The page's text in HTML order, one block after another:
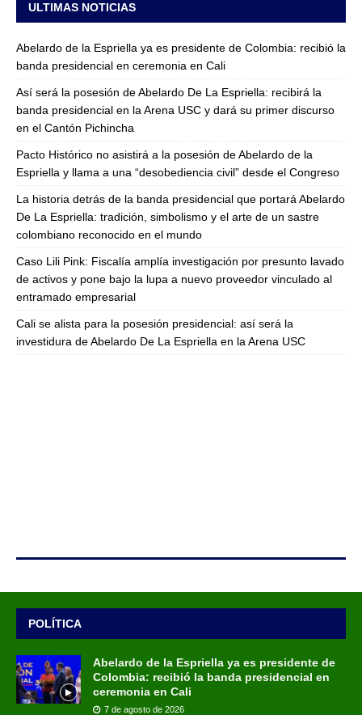
ULTIMAS NOTICIAS
Abelardo de la Espriella ya es presidente de Colombia: recibió la
banda presidencial en ceremonia en Cali
Así será la posesión de Abelardo De La Espriella: recibirá la
banda presidencial en la Arena USC y dará su primer discurso
en el Cantón Pichincha
Pacto Histórico no asistirá a la posesión de Abelardo de la
Espriella y llama a una “desobediencia civil” desde el Congreso
La historia detrás de la banda presidencial que portará Abelardo
De La Espriella: tradición, simbolismo y el arte de un sastre
colombiano reconocido en el mundo
Caso Lili Pink: Fiscalía amplía investigación por presunto lavado
de activos y pone bajo la lupa a nuevo proveedor vinculado al
entramado empresarial
Cali se alista para la posesión presidencial: así será la
investidura de Abelardo De La Espriella en la Arena USC
POLÍTICA
Abelardo de la Espriella ya es presidente de
Colombia: recibió la banda presidencial en
ceremonia en Cali
7 de agosto de 2026